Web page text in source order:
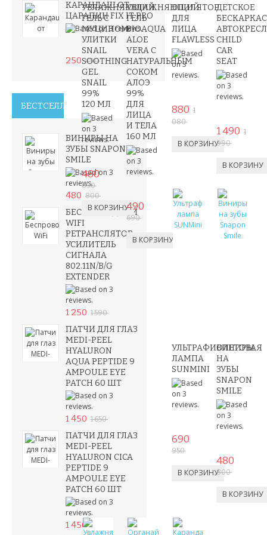
КАРАНДАШ ОТ
ЦАРАПИН FIX IT PRO
250 490
БЕСТСЕЛЛЕРЫ
ВИНИРЫ НА
ЗУБЫ SNAPON
SMILE
480 800
БЕСПРОВОДНОЙ
WIFI
РЕТРАНСЛЯТОР
УСИЛИТЕЛЬ
СИГНАЛА
802.11N/B/G
EXTENDER
1 250 1 590
ПАТЧИ ДЛЯ ГЛАЗ
MEDI-PEEL
HYALURON
AQUA PEPTIDE 9
AMPOULE EYE
PATCH 60 ШТ
1 450 1 650
ПАТЧИ ДЛЯ ГЛАЗ
MEDI-PEEL
HYALURON CICA
PEPTIDE 9
AMPOULE EYE
PATCH 60 ШТ
1 450 1 650
УВЛАЖНЯЮЩИЙ
ГЕЛЬ С
МУЦИНОМ
УЛИТКИ
SNAIL
SOOTHING
GEL
SNAIL
99%
120 МЛ
480
690
УВЛАЖНЯЮЩИЙ
ГЕЛЬ
BIOAQUA
ALOE
VERA С
НАТУРАЛЬНЫМ
СОКОМ
АЛОЭ
99%
ДЛЯ
ЛИЦА
И ТЕЛА
160 МЛ
490
690
ЭПИЛЯТОР
ДЛЯ
ЛИЦА
FLAWLESS
880 1
080
ДЕТСКОЕ
CHILD
CAR
SEAT
1 490 1
990
УЛЬТРАФИОЛЕТОВАЯ
ЛАМПА
SUNMINI
690
950
ВИНИРЫ
НА
ЗУБЫ
SNAPON
SMILE
480
800